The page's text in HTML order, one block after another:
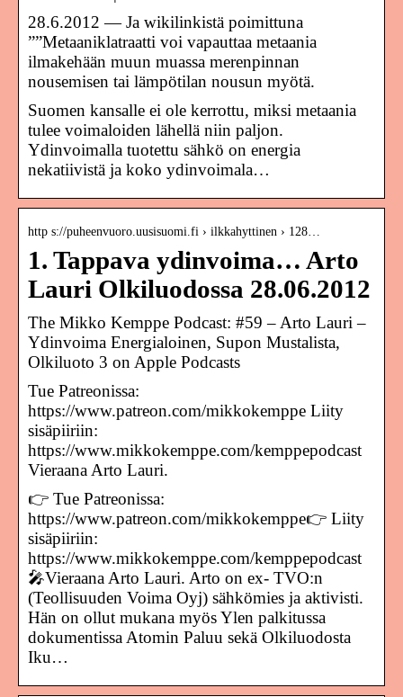
28.6.2012 — Ja wikilinkistä poimittuna
””Metaaniklatraatti voi vapauttaa metaania
ilmakehään muun muassa merenpinnan
nousemisen tai lämpötilan nousun myötä.
Suomen kansalle ei ole kerrottu, miksi metaania
tulee voimaloiden lähellä niin paljon.
Ydinvoimalla tuotettu sähkö on energia
nekatiivistä ja koko ydinvoimala…
http s://puheenvuoro.uusisuomi.fi › ilkkahyttinen › 128…
1. Tappava ydinvoima… Arto
Lauri Olkiluodossa 28.06.2012
‎The Mikko Kemppe Podcast: #59 – Arto Lauri –
Ydinvoima Energialoinen, Supon Mustalista,
Olkiluoto 3 on Apple Podcasts
Tue Patreonissa:
https://www.patreon.com/mikkokemppe Liity
sisäpiiriin:
https://www.mikkokemppe.com/kemppepodcast
Vieraana Arto Lauri.
👉 Tue Patreonissa:
https://www.patreon.com/mikkokemppe👉 Liity
sisäpiiriin:
https://www.mikkokemppe.com/kemppepodcast
🎤Vieraana Arto Lauri. Arto on ex- TVO:n
(Teollisuuden Voima Oyj) sähkömies ja aktivisti.
Hän on ollut mukana myös Ylen palkitussa
dokumentissa Atomin Paluu sekä Olkiluodosta
Iku…